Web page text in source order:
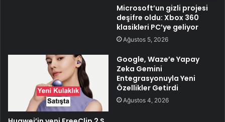
Microsoft’un gizli projesi
deşifre oldu: Xbox 360
klasikleri PC’ye geliyor
Ağustos 5, 2026
Google, Waze’e Yapay
Zeka Gemini
Entegrasyonuyla Yeni
Özellikler Getirdi
Ağustos 4, 2026